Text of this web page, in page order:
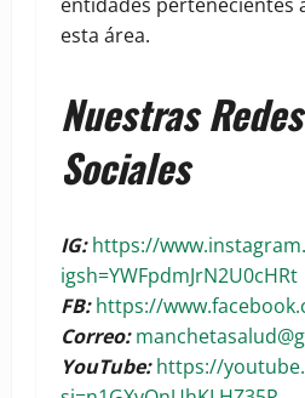
esta área.
Nuestras Redes
Sociales
IG:https://
igsh=YWFpdmJrN2U0cHRt
FB:https://
Correo:
YouTube: https://